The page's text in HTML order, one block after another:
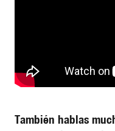
También hablas